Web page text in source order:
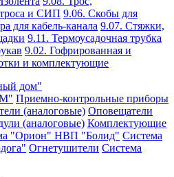
и СИП 9.06. Скобы для
для кабель-канала 9.07. Стяжки,
9.11. Термоусадочная трубка
9.02. Гофрированная и
и комплектующие
дом"
Приемно-контрольные приборы
(аналоговые) Оповещатели
(аналоговые) Комплектующие
"Орион" НВП "Болид" Система
Огнетушители Система